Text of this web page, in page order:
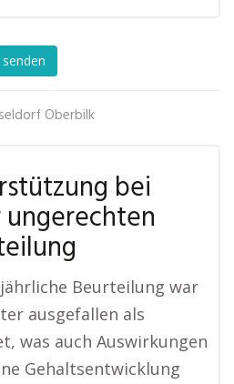
Oberbilk
bei
jährliche Beurteilung war
ausgefallen als
was auch Auswirkungen
Gehaltsentwicklung